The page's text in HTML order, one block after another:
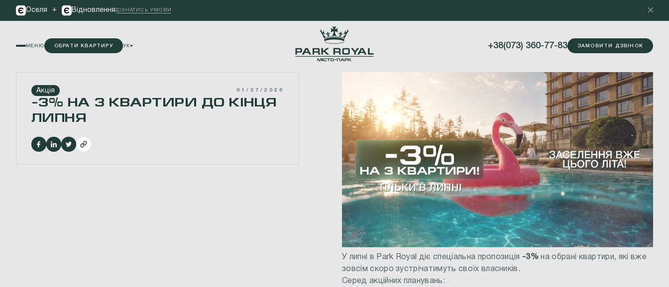
Оселя + Відновлення ДІЗНАТИСЬ УМОВИ
МЕНЮ ОБРАТИ КВАРТИРУ УК +38(073) 360-77-83 ЗАМОВИТИ ДЗВІНОК
Акція 01/07/2026
-3% НА 3 КВАРТИРИ ДО КІНЦЯ
ЛИПНЯ
У липні в Park Royal діє спеціальна пропозиція -3%на обрані квартири, які вже
зовсім скоро зустрічатимуть своїх власників.
Серед акційних планувань: